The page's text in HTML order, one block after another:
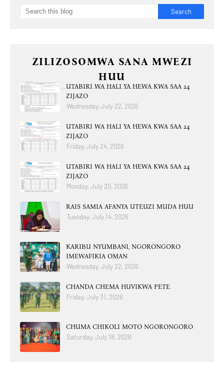
ZILIZOSOMWA SANA MWEZI
HUU
UTABIRI WA HALI YA HEWA KWA SAA 24
ZIJAZO
Wednesday, July 22, 2026
UTABIRI WA HALI YA HEWA KWA SAA 24
ZIJAZO
Friday, July 24, 2026
UTABIRI WA HALI YA HEWA KWA SAA 24
ZIJAZO
Monday, July 20, 2026
RAIS SAMIA AFANYA UTEUZI MUDA HUU
Tuesday, July 14, 2026
KARIBU NYUMBANI, NGORONGORO
IMEWAFIKIA OMAN
Wednesday, July 22, 2026
CHANDA CHEMA HUVIKWA PETE
Friday, July 31, 2026
CHUMA CHIKOLI MOTO NGORONGORO
Saturday, July 18, 2026